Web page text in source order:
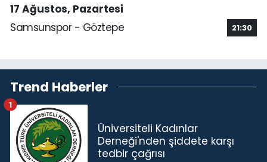
17 Ağustos, Pazartesi
Samsunspor - Göztepe
21:30
Trend Haberler
Üniversiteli Kadınlar
Derneği'nden şiddete karşı
tedbir çağrısı
1